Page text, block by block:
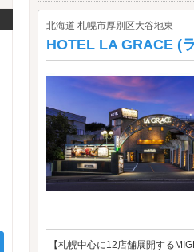
北海道 札幌市厚別区大谷地東
HOTEL LA GRACE (
【札幌中心に12店舗展開する